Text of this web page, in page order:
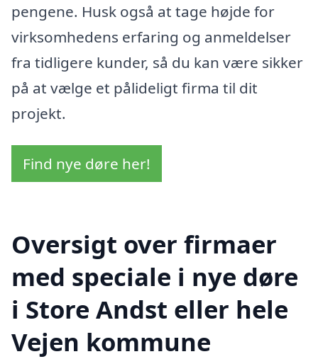
pengene. Husk også at tage højde for
virksomhedens erfaring og anmeldelser
fra tidligere kunder, så du kan være sikker
på at vælge et pålideligt firma til dit
projekt.
Find nye døre her!
Oversigt over firmaer
med speciale i nye døre
i Store Andst eller hele
Vejen kommune